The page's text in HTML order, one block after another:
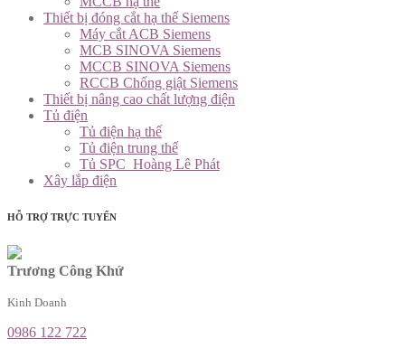
Thiết bị đóng cắt hạ thế Siemens
Máy cắt ACB Siemens
MCB SINOVA Siemens
MCCB SINOVA Siemens
RCCB Chống giật Siemens
Thiết bị nâng cao chất lượng điện
Tủ điện
Tủ điện hạ thế
Tủ điện trung thế
Tủ SPC_Hoàng Lê Phát
Xây lắp điện
HỖ TRỢ TRỰC TUYẾN
Trương Công Khứ
Kinh Doanh
0986 122 722